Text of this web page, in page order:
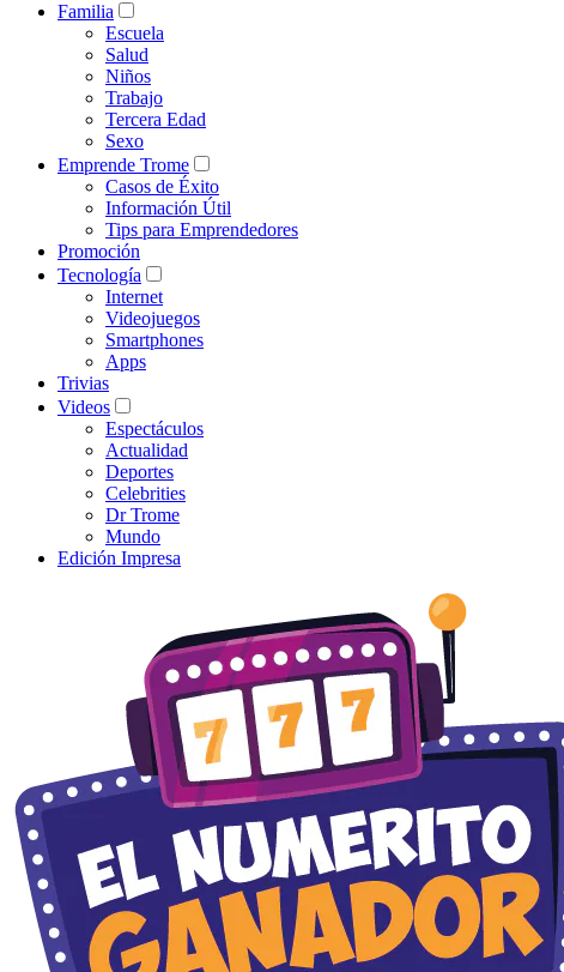
Familia
Escuela
Salud
Niños
Trabajo
Tercera Edad
Sexo
Emprende Trome
Casos de Éxito
Información Útil
Tips para Emprendedores
Promoción
Tecnología
Internet
Videojuegos
Smartphones
Apps
Trivias
Videos
Espectáculos
Actualidad
Deportes
Celebrities
Dr Trome
Mundo
Edición Impresa